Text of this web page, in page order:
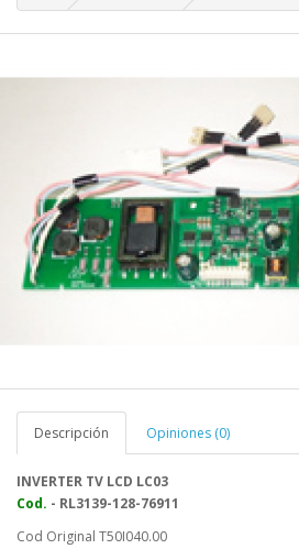
Descripción Opiniones (0)
INVERTER TV LCD LC03
Cod. - RL3139-128-76911
Cod Original T50I040.00